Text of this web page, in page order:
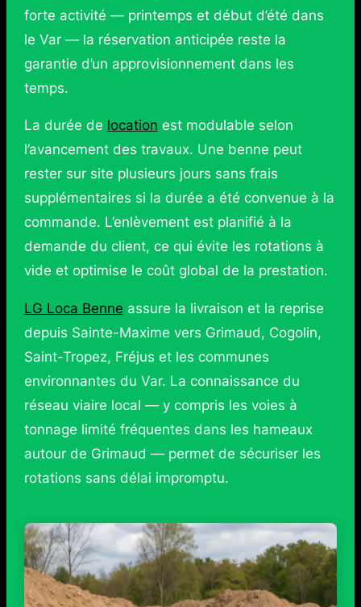
forte activité — printemps et début d’été dans
le Var — la réservation anticipée reste la
garantie d’un approvisionnement dans les
temps.
La durée de location est modulable selon
l’avancement des travaux. Une benne peut
rester sur site plusieurs jours sans frais
supplémentaires si la durée a été convenue à la
commande. L’enlèvement est planifié à la
demande du client, ce qui évite les rotations à
vide et optimise le coût global de la prestation.
LG Loca Benne assure la livraison et la reprise
depuis Sainte-Maxime vers Grimaud, Cogolin,
Saint-Tropez, Fréjus et les communes
environnantes du Var. La connaissance du
réseau viaire local — y compris les voies à
tonnage limité fréquentes dans les hameaux
autour de Grimaud — permet de sécuriser les
rotations sans délai impromptu.